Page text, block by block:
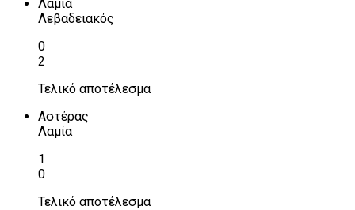
Λαμία
Λεβαδειακός
0
2
Τελικό αποτέλεσμα
Αστέρας
Λαμία
1
0
Τελικό αποτέλεσμα